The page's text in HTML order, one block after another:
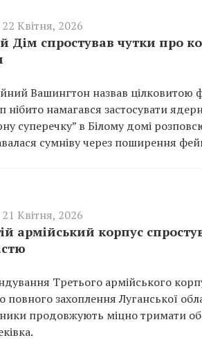
Квітня, 2026
Дім спростував чутки про
Вашингтон назвав
нібито намагався застосувати
суперечку” в Білому домі
сумніву через поширення
Квітня, 2026
армійський корпус
Третього армійського
повного захоплення Луганської
продовжують міцно тримати